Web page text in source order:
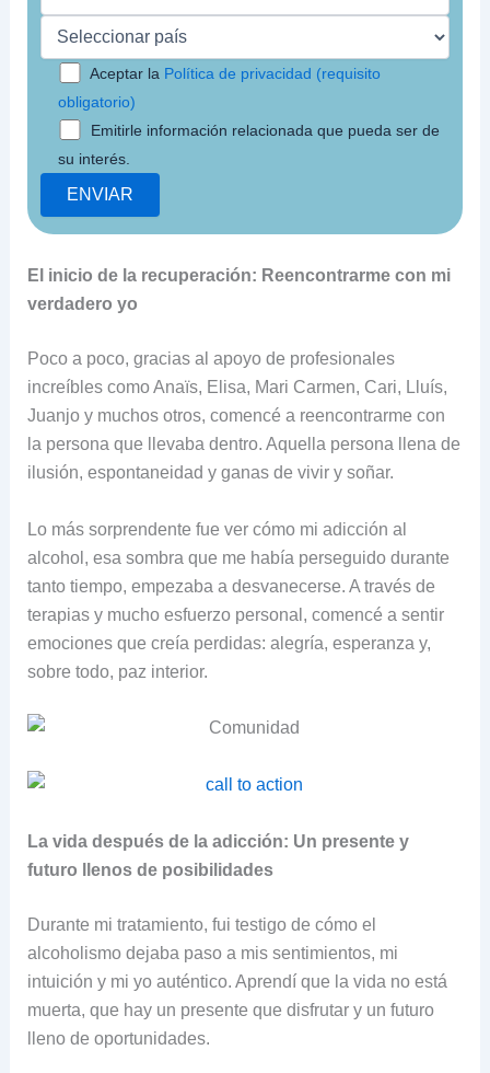
Aceptar la Política de privacidad (requisito
obligatorio)
Emitirle información relacionada que pueda ser de
su interés.
El inicio de la recuperación: Reencontrarme con mi
verdadero yo
Poco a poco, gracias al apoyo de profesionales
increíbles como Anaïs, Elisa, Mari Carmen, Cari, Lluís,
Juanjo y muchos otros, comencé a reencontrarme con
la persona que llevaba dentro. Aquella persona llena de
ilusión, espontaneidad y ganas de vivir y soñar.
Lo más sorprendente fue ver cómo mi adicción al
alcohol, esa sombra que me había perseguido durante
tanto tiempo, empezaba a desvanecerse. A través de
terapias y mucho esfuerzo personal, comencé a sentir
emociones que creía perdidas: alegría, esperanza y,
sobre todo, paz interior.
La vida después de la adicción: Un presente y
futuro llenos de posibilidades
Durante mi tratamiento, fui testigo de cómo el
alcoholismo dejaba paso a mis sentimientos, mi
intuición y mi yo auténtico. Aprendí que la vida no está
muerta, que hay un presente que disfrutar y un futuro
lleno de oportunidades.